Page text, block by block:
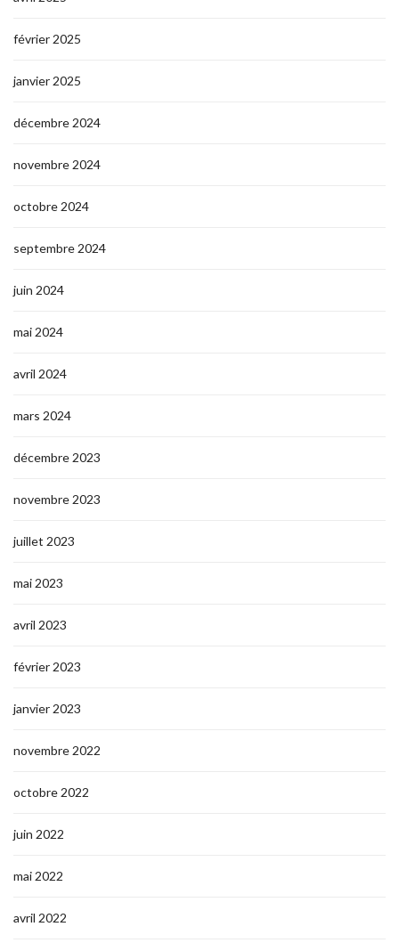
février 2025
janvier 2025
décembre 2024
novembre 2024
octobre 2024
septembre 2024
juin 2024
mai 2024
avril 2024
mars 2024
décembre 2023
novembre 2023
juillet 2023
mai 2023
avril 2023
février 2023
janvier 2023
novembre 2022
octobre 2022
juin 2022
mai 2022
avril 2022